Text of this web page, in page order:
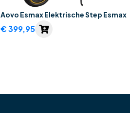
Aovo Esmax Elektrische Step Esmax
€399,95